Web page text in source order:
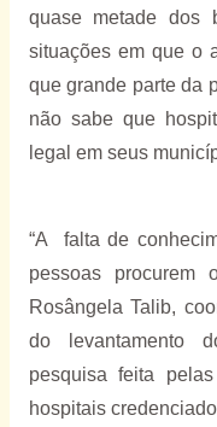
quase metade dos
situações em que o
que grande parte da
não sabe que
legal em seus
“A
falta de
pessoas procurem
Rosângela Talib,
do levantamento
pesquisa feita
hospitais